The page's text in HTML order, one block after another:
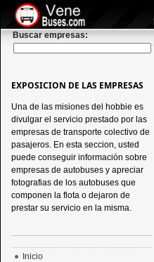
Buscar empresas:
EXPOSICION DE LAS EMPRESAS
Una de las misiones del hobbie es
divulgar el servicio prestado por las
empresas de transporte colectivo de
pasajeros. En esta seccion, usted
puede conseguir información sobre
empresas de autobuses y apreciar
fotografias de los autobuses que
componen la flota o dejaron de
prestar su servicio en la misma.
Inicio